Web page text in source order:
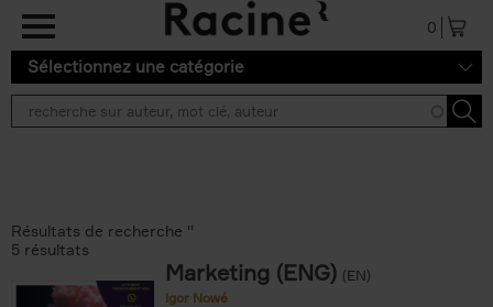
Aller au contenu principal
0
Sélectionnez une catégorie
Résultats de recherche ''
5 résultats
Marketing (ENG) (EN)
Igor Nowé